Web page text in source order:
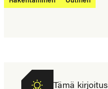
Tämä